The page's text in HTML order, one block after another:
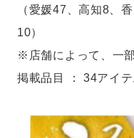
（愛媛47、高知8、
10）
※店舗によって、一
掲載品目 ： 34アイテ